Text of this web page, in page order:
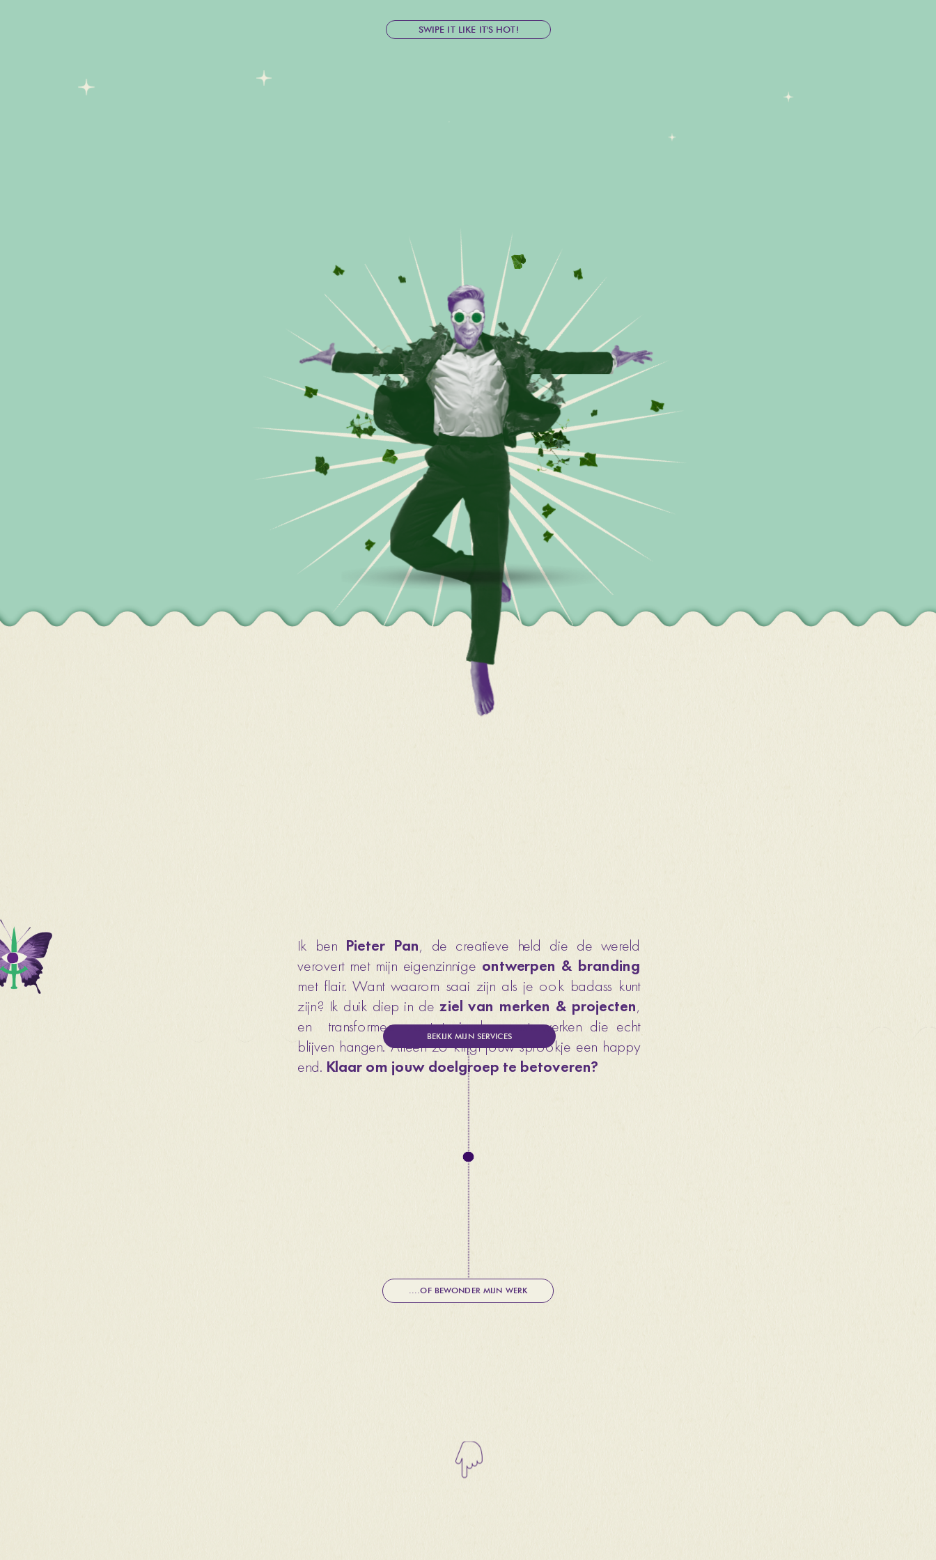
Ik ben Pieter Pan, de creatieve held die de wereld
verovert met mijn eigenzinnige
met flair. Want waarom saai zijn als je ook badass kunt
zijn? Ik duik diep in de ziel van merken & projecten,
en  transformeer ze tot visuele meesterwerken die echt
blijven hangen. Alleen zo krijgt jouw sprookje een happy
end. Klaar om jouw doelgroep te betoveren?
BEKIJK MIJN SERVICES